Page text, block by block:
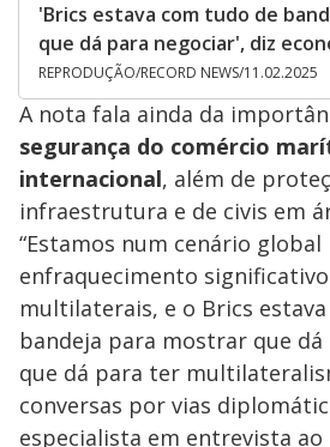
'Brics estava com tudo de
que dá para negociar', diz
REPRODUÇÃO/RECORD NEWS/11.02.2025
A nota fala ainda da
segurança do comércio
internacional, além de
infraestrutura e de civis em
“Estamos num cenário
enfraquecimento
multilaterais, e o Brics
bandeja para mostrar que
que dá para ter
conversas por vias
especialista em entrevista ao